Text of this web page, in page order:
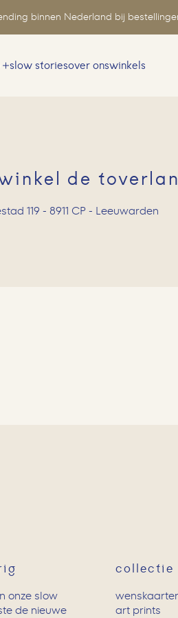
binnen Nederland bij
slow storiesover onswinkels
de
119 - 8911 CP - Leeuwarden
onze slow
de nieuwe
collectie
art prints